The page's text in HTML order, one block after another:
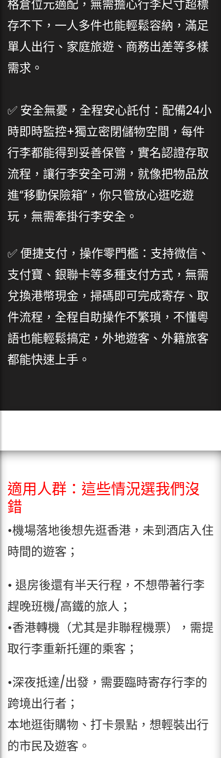
格倉位元適配，無需擔心行李尺寸超標
存不下，一人多件也能輕鬆容納，滿足
單人出行、家庭旅遊、商務出差等多樣
需求。
✅ 安全無憂，全程安心託付：配備24小
時即時監控+獨立密閉儲物空間，每件
行李都能得到妥善保管，實名認證存取
流程，讓行李安全可溯，就像把物品放
進“移動保險箱”，你只管放心逛吃遊
玩，無需牽掛行李安全。
✅ 便捷支付，操作零門檻：支持微信、
支付寶、銀聯卡等多種支付方式，無需
兌換港幣現金，掃碼即可完成寄存、取
件流程，全程自助操作不繁瑣，不懂粵
語也能輕鬆搞定，外地遊客、外籍旅客
都能快速上手。
適用人群：這些情況選我們沒
錯
•機場落地後想先逛香港，未到酒店入住
時間的遊客；
• 退房後還有半天行程，不想帶著行李
趕晚班機/高鐵的旅人；
•香港轉機（尤其是非聯程機票），需提
取行李重新托運的乘客；
•深夜抵達/出發，需要臨時寄存行李的
跨境出行者；
本地逛街購物、打卡景點，想輕裝出行
的市民及遊客。